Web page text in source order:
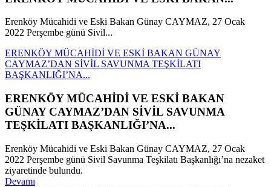
Erenköy Mücahidi ve Eski Bakan Günay CAYMAZ, 27 Ocak
2022 Perşembe günü Sivil...
ERENKÖY MÜCAHİDİ VE ESKİ BAKAN GÜNAY
CAYMAZ’DAN SİVİL SAVUNMA TEŞKİLATI
BAŞKANLIĞI’NA...
ERENKÖY MÜCAHİDİ VE ESKİ BAKAN
GÜNAY CAYMAZ’DAN SİVİL SAVUNMA
TEŞKİLATI BAŞKANLIĞI’NA...
Erenköy Mücahidi ve Eski Bakan Günay CAYMAZ, 27 Ocak
2022 Perşembe günü Sivil Savunma Teşkilatı Başkanlığı’na nezaket
ziyaretinde bulundu.
Devamı